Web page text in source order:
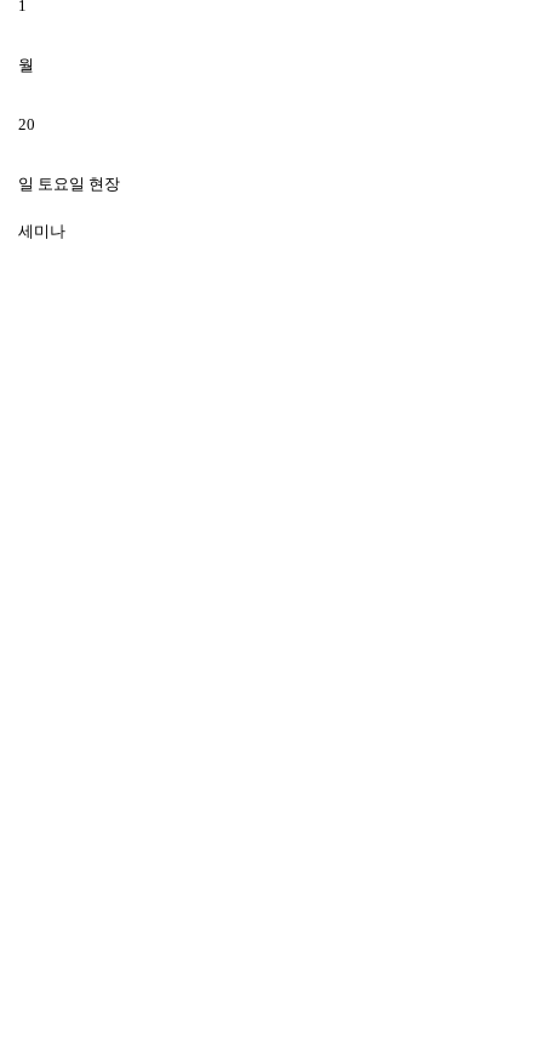
1
월
20
일 토요일 현장
세미나